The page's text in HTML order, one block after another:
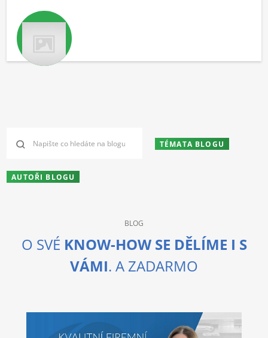
TÉMATA BLOGU
AUTOŘI BLOGU
BLOG
O SVÉ KNOW-HOW SE DĚLÍME I S
VÁMI. A ZADARMO